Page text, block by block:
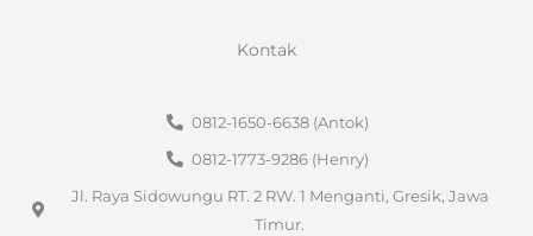
Kontak
0812-1650-6638 (Antok)
0812-1773-9286 (Henry)
Jl. Raya Sidowungu RT. 2 RW. 1 Menganti, Gresik, Jawa
Timur.